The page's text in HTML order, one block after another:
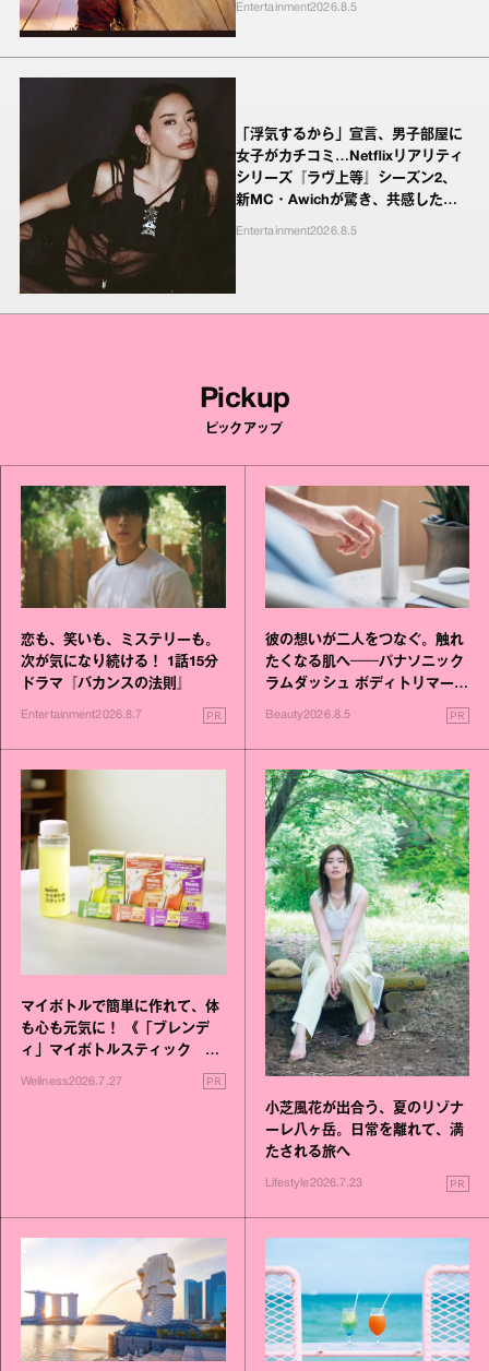
Entertainment2026.8.5
「浮気するから」宣言、男子部屋に
女子がカチコミ…Netflixリアリティ
シリーズ『ラヴ上等』シーズン2、
新MC・Awichが驚き、共感したヤ
Entertainment2026.8.5
Pickup
ピックアップ
恋も、笑いも、ミステリーも。
次が気になり続ける！ 1話15分
ドラマ『バカンスの法則』
Entertainment2026.8.7 PR
彼の想いが二人をつなぐ。触れ
たくなる肌へ──パナソニック
ラムダッシュ ボディトリマーが
Beauty2026.8.5 PR
マイボトルで簡単に作れて、体
も心も元気に！ 《「ブレンデ
ィ」マイボトルスティック い
いこと毎日》シリーズが誕生
Wellness2026.7.27 PR
小芝風花が出合う、夏のリゾナ
ーレ八ヶ岳。日常を離れて、満
たされる旅へ
Lifestyle2026.7.23 PR